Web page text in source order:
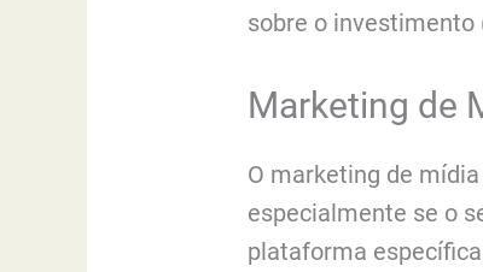
sobre o investimento
Marketing de
O marketing de
especialmente se o
plataforma